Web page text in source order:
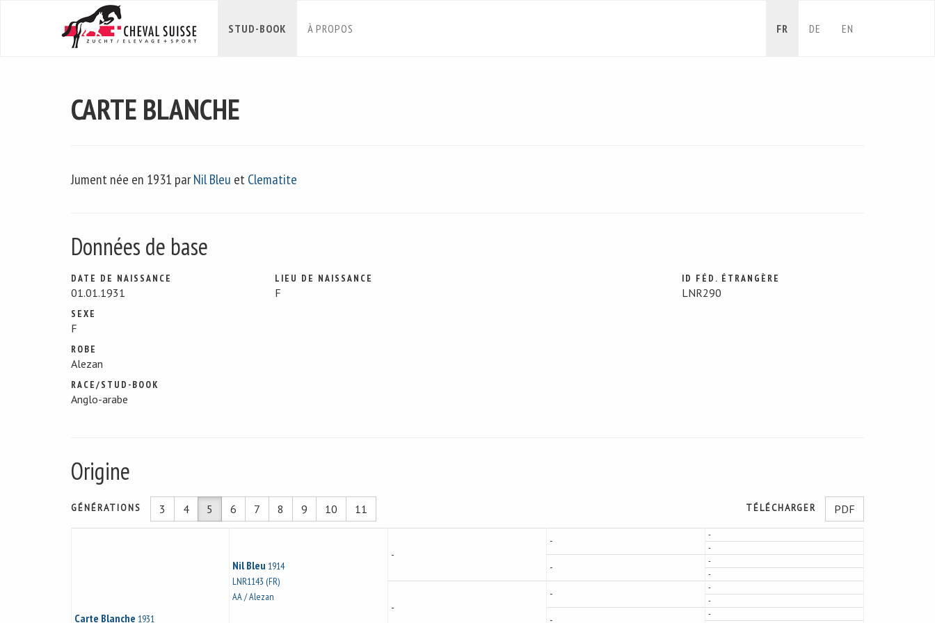
STUD-BOOK À PROPOS FR DE EN
CARTE BLANCHE
Jument née en 1931 parNil Bleu etClematite
Données de base
DATE DE NAISSANCE
01.01.1931
SEXE
F
ROBE
Alezan
RACE/STUD-BOOK
Anglo-arabe
LIEU DE NAISSANCE
F
ID FÉD. ÉTRANGÈRE
LNR290
Origine
GÉNÉRATIONS 3 4 5 6 7 8 9 10 11 TÉLÉCHARGER PDF
Carte Blanche 1931
Nil Bleu 1914
LNR1143 (FR)
AA / Alezan
-
-
-
-
-
-
-
-
-
-
-
-
-